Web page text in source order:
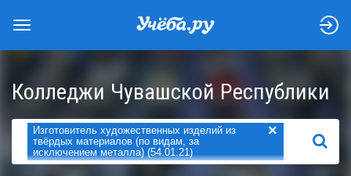
Колледжи Чувашской Республики
Изготовитель художественных изделий из
твёрдых материалов (по видам, за
исключением металла) (54.01.21)
×
НАЙТИ